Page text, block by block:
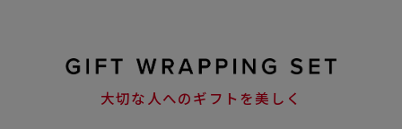
大切な人へのギフトを美しく